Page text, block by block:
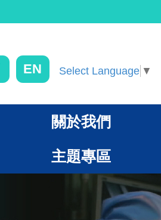
EN Select Language ▼
關於我們
主題專區